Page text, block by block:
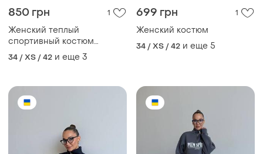
850 грн 1
Женский теплый
спортивный костюм
бордовый на флисе
34 / XS / 42 и еще 3
699 грн 1
Женский костюм
34 / XS / 42 и еще 5